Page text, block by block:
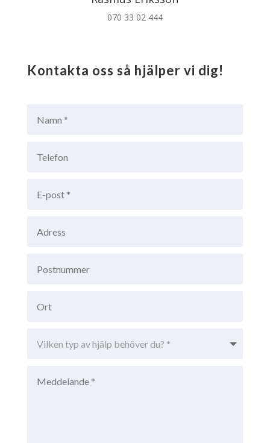
070 33 02 444
Kontakta oss så hjälper vi dig!